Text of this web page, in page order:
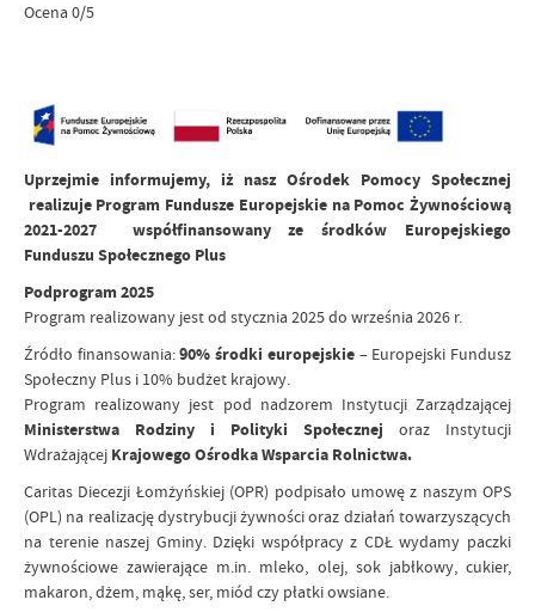
Ocena 0/5
Uprzejmie informujemy, iż nasz Ośrodek Pomocy Społecznej
realizuje Program Fundusze Europejskie na Pomoc Żywnościową
2021-2027 współfinansowany ze środków Europejskiego
Funduszu Społecznego Plus
Podprogram 2025
Program realizowany jest od stycznia 2025 do września 2026 r.
Źródło finansowania:90% środki europejskie– Europejski Fundusz
Społeczny Plus i 10% budżet krajowy.
Program realizowany jest pod nadzorem Instytucji Zarządzającej
Ministerstwa Rodziny i Polityki Społecznej oraz Instytucji
Wdrażającej Krajowego Ośrodka Wsparcia Rolnictwa.
Caritas Diecezji Łomżyńskiej (OPR) podpisało umowę z naszym OPS
(OPL) na realizację dystrybucji żywności oraz działań towarzyszących
na terenie naszej Gminy. Dzięki współpracy z CDŁ wydamy paczki
żywnościowe zawierające m.in. mleko, olej, sok jabłkowy, cukier,
makaron, dżem, mąkę, ser, miód czy płatki owsiane.